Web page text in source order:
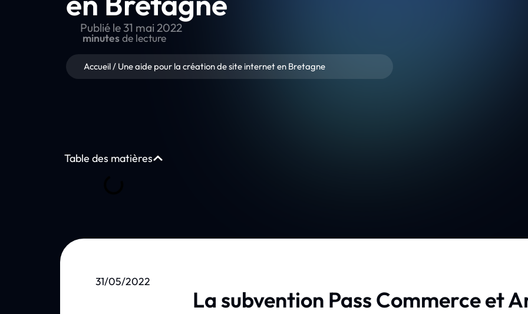
Publié le 31 mai 2022
minutesde lecture
Accueil/ Une aide pour la création de site internet en Bretagne
Table des matières
31/05/2022
La subvention Pass Commerce et